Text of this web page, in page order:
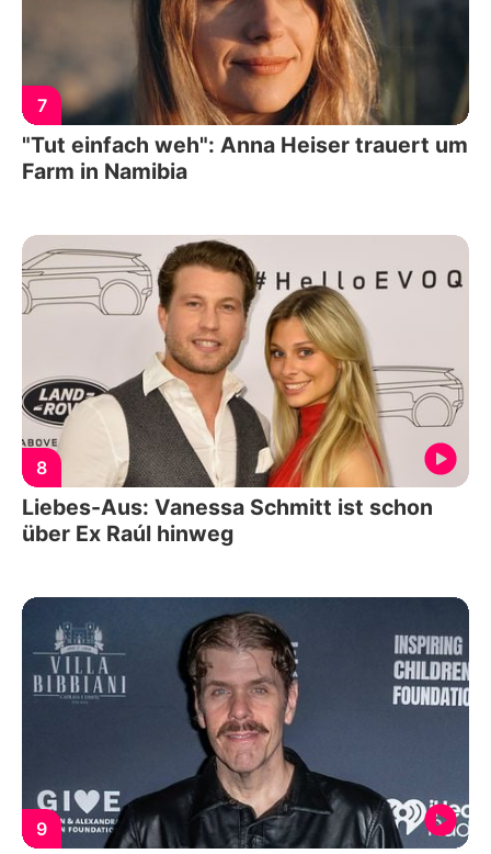
7
"Tut einfach weh": Anna Heiser trauert um
Farm in Namibia
8
Liebes-Aus: Vanessa Schmitt ist schon
über Ex Raúl hinweg
9